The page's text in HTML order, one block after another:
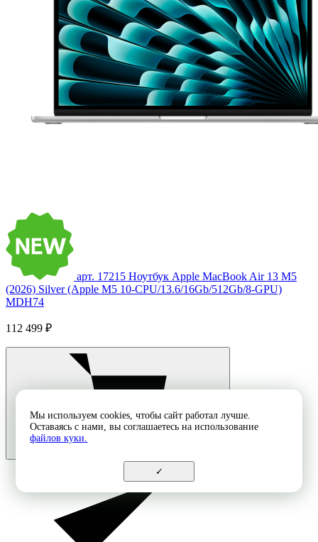
арт. 17215 Ноутбук Apple MacBook Air 13 M5
(2026) Silver (Apple M5 10-CPU/13.6/16Gb/512Gb/8-GPU)
MDH74
112 499 ₽
Мы используем cookies, чтобы сайт работал лучше.
Оставаясь с нами, вы соглашаетесь на использование
файлов куки.
✓